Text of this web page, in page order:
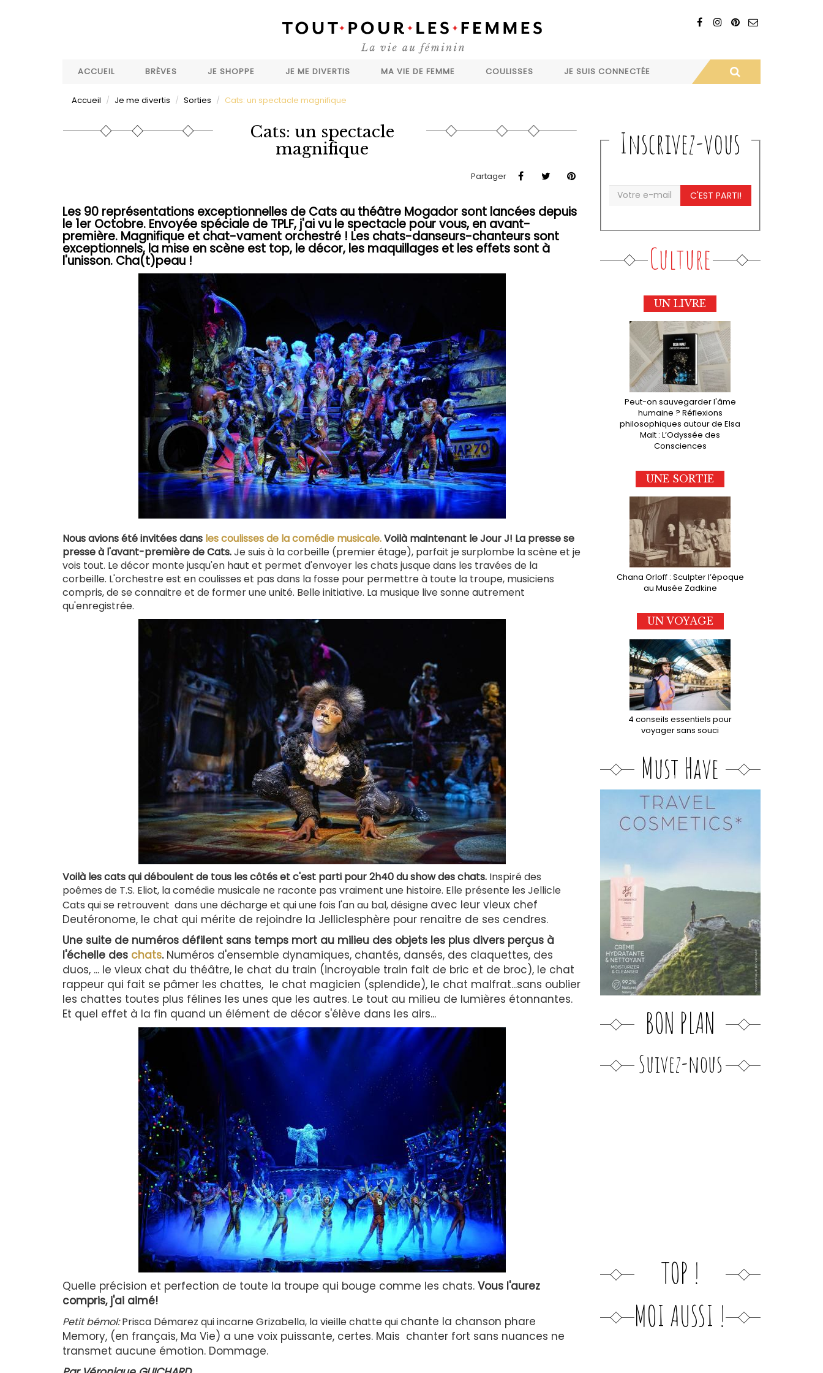
ACCUEIL
BRÈVES JE SHOPPE JE ME DIVERTIS MA VIE DE FEMME COULISSES JE SUIS CONNECTÉE
Accueil Je me divertis Sorties Cats: un spectacle magnifique
Cats: un spectacle
magnifique
Partager
Les 90 représentations exceptionnelles de Cats au théâtre Mogador sont lancées depuis
le 1er Octobre. Envoyée spéciale de TPLF, j'ai vu le spectacle pour vous, en avant-
première. Magnifique et chat-vament orchestré ! Les chats-danseurs-chanteurs sont
exceptionnels, la mise en scène est top, le décor, les maquillages et les effets sont à
l'unisson. Cha(t)peau !
Nous avions été invitées dans les coulisses de la comédie musicale.Voilà maintenant le Jour J! La presse se
presse à l'avant-première de Cats.Je suis à la corbeille (premier étage), parfait je surplombe la scène et je
vois tout. Le décor monte jusqu'en haut et permet d'envoyer les chats jusque dans les travées de la
corbeille. L'orchestre est en coulisses et pas dans la fosse pour permettre à toute la troupe, musiciens
compris, de se connaitre et de former une unité. Belle initiative. La musique live sonne autrement
qu'enregistrée.
Voilà les cats qui déboulent de tous les côtés et c'est parti pour 2h40 du show des chats. Inspiré des
poêmes de T.S. Eliot, la comédie musicale ne raconte pas vraiment une histoire. Elle présente les Jellicle
Cats qui se retrouvent dans une décharge et qui une fois l'an au bal, désigne avec leur vieux chef
Deutéronome, le chat qui mérite de rejoindre la Jelliclesphère pour renaitre de ses cendres.
Une suite de numéros défilent sans temps mort au milieu des objets les plus divers perçus à
l'échelle des chats.Numéros d'ensemble dynamiques, chantés, dansés, des claquettes, des
duos, ... le vieux chat du théâtre, le chat du train (incroyable train fait de bric et de broc), le chat
rappeur qui fait se pâmer les chattes, le chat magicien (splendide), le chat malfrat...sans oublier
les chattes toutes plus félines les unes que les autres. Le tout au milieu de lumières étonnantes.
Et quel effet à la fin quand un élément de décor s'élève dans les airs...
Quelle précision et perfection de toute la troupe qui bouge comme les chats. Vous l'aurez
compris, j'ai aimé!
Petit bémol:Prisca Démarez qui incarne Grizabella, la vieille chatte qui chante la chanson phare
Memory, (en français, Ma Vie) a une voix puissante, certes. Mais chanter fort sans nuances ne
transmet aucune émotion. Dommage.
Inscrivez-vous
C'EST PARTI!
Culture
UN LIVRE
Peut-on sauvegarder l'âme
humaine ? Réflexions
philosophiques autour de Elsa
Malt : L’Odyssée des
Consciences
UNE SORTIE
Chana Orloff : Sculpter l’époque
au Musée Zadkine
UN VOYAGE
4 conseils essentiels pour
voyager sans souci
Must Have
BON PLAN
Suivez-nous
TOP !
MOI AUSSI !